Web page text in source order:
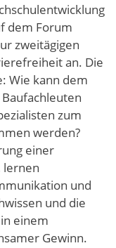
dem Forum
zweitägigen
an. Die
Wie kann dem
zum
werden?
einer
lernen
und
und die
einem
Gewinn.